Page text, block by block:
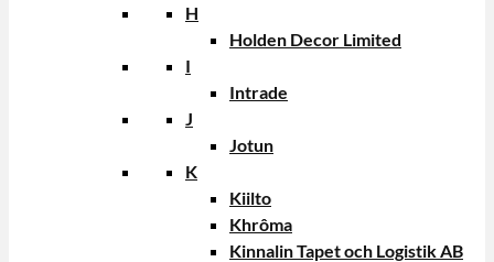
H
Holden Decor Limited
I
Intrade
J
Jotun
K
Kiilto
Khrôma
Kinnalin Tapet och Logistik AB